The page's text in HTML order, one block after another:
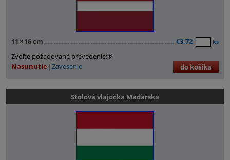
11 × 16 cm €3,72 ks
Zvoľte požadované prevedenie:
Nasunutie Zavesenie do košíka
Stolová vlajočka Maďarska